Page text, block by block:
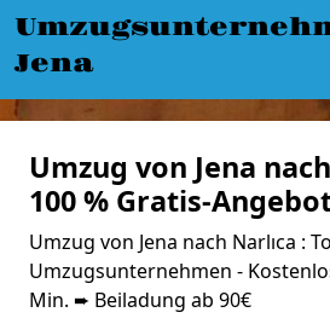
Jena
Umzug von Jena
100 % Gratis-
Umzug von Jena nach Narlıca :
Umzugsunternehmen -
Min. ➨ Beiladung ab 90€